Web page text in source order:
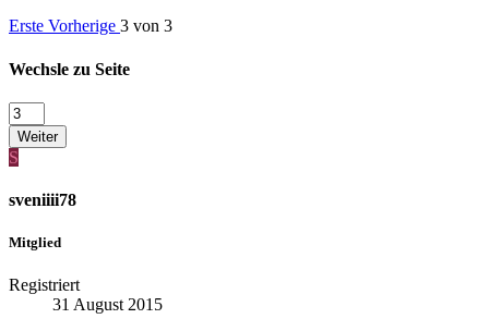
Erste Vorherige 3 von 3
Wechsle zu Seite
Weiter
S
sveniiii78
Mitglied
Registriert
31 August 2015